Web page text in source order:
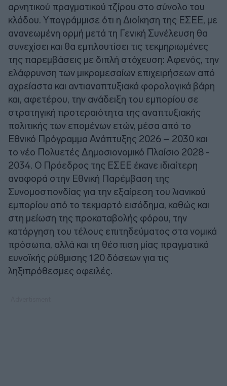
αρνητικού πραγματικού τζίρου στο σύνολο του
κλάδου. Υπογράμμισε ότι η Διοίκηση της ΕΣΕΕ, με
ανανεωμένη ορμή μετά τη Γενική Συνέλευση θα
συνεχίσει και θα εμπλουτίσει τις τεκμηριωμένες
της παρεμβάσεις με διπλή στόχευση: Αφενός, την
ελάφρυνση των μικρομεσαίων επιχειρήσεων από
αχρείαστα και αντιαναπτυξιακά φορολογικά βάρη
και, αφετέρου, την ανάδειξη του εμπορίου σε
στρατηγική προτεραιότητα της αναπτυξιακής
πολιτικής των επομένων ετών, μέσα από το
Εθνικό Πρόγραμμα Ανάπτυξης 2026 – 2030 και
το νέο Πολυετές Δημοσιονομικό Πλαίσιο 2028 -
2034. Ο Πρόεδρος της ΕΣΕΕ έκανε ιδιαίτερη
αναφορά στην Εθνική Παρέμβαση της
Συνομοσπονδίας για την εξαίρεση του λιανικού
εμπορίου από το τεκμαρτό εισόδημα, καθώς και
στη μείωση της προκαταβολής φόρου, την
κατάργηση του τέλους επιτηδεύματος στα νομικά
πρόσωπα, αλλά και τη θέσπιση μίας πραγματικά
ευνοϊκής ρύθμισης 120 δόσεων για τις
ληξιπρόθεσμες οφειλές.